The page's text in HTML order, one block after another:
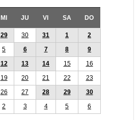
MI JU VI SA DO
29 30 31 1
2
5 6 7 8
9
12 13 14 15
16
19 20 21 22
23
26 27 28 29
30
2 3 4 5 6